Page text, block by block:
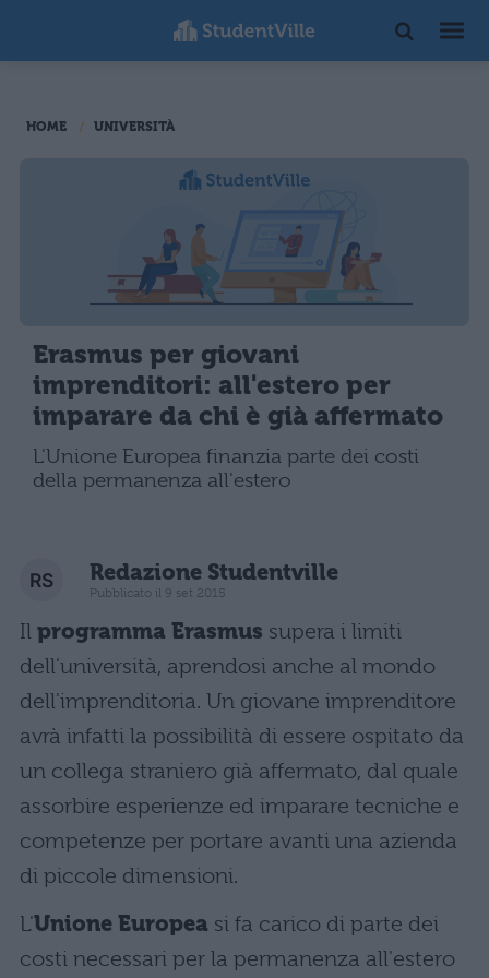
HOME UNIVERSITÀ
Erasmus per giovani
imprenditori: all'estero per
imparare da chi è già affermato
L'Unione Europea finanzia parte dei costi
della permanenza all'estero
Redazione Studentville
Pubblicato il 9 set 2015
Il programma Erasmus supera i limiti
dell'università, aprendosi anche al mondo
dell'imprenditoria. Un giovane imprenditore
avrà infatti la possibilità di essere ospitato da
un collega straniero già affermato, dal quale
assorbire esperienze ed imparare tecniche e
competenze per portare avanti una azienda
di piccole dimensioni.
L'Unione Europea si fa carico di parte dei
costi necessari per la permanenza all'estero